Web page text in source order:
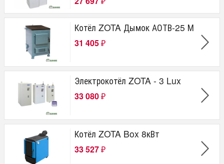
₽
Котёл ZOTA Дымок АОТВ-25 М
31 405 ₽
Электрокотёл ZOTA - 3 Lux
33 080 ₽
Котёл ZOTA Box 8кВт
33 527 ₽